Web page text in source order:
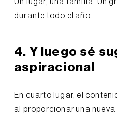
Un lugar, una familia. Un
durante todo el año.
4. Y luego sé
aspiracional
En cuarto lugar, el
al proporcionar una